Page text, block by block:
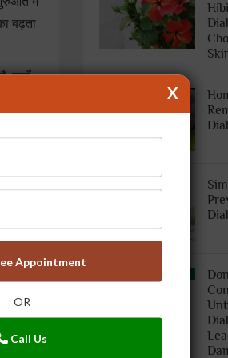
Appointment
OR
Call Us
X
बढ़ता
जहाँ
है।
का